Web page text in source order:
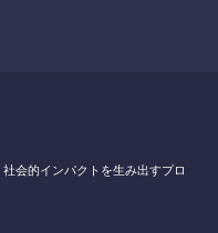
社会的インパクトを生み出すプロ